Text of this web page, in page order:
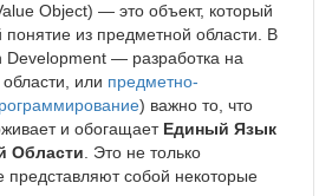
Object) — это объект, который
понятие из предметной области. В
Development — разработка на
или предметно-
) важно то, что
и обогащает Единый Язык
Области . Это не только
представляют собой некоторые